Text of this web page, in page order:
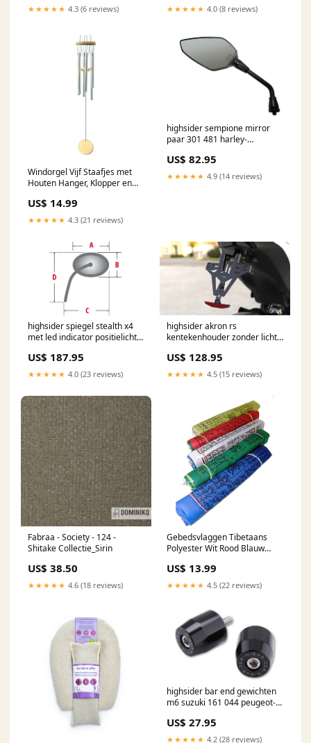
★★★★★ 4.3 (6 reviews) ★★★★★ 4.0 (8 reviews)
Windorgel Vijf Staafjes met
Houten Hanger, Klopper en
phoenix
US$ 14.99
★★★★★ 4.3 (21 reviews)
highsider sempione mirror
paar 301 481 harley-
rocker-c-1584-2009-
esi3394970
US$ 82.95
★★★★★ 4.9 (14 reviews)
highsider spiegel stealth x4
met led indicator positielicht
motard-125-2012-esi9658221
US$ 187.95
★★★★★ 4.0 (23 reviews)
highsider akron rs
kentekenhouder zonder licht
US$ 128.95
★★★★★ 4.5 (15 reviews)
Fabraa - Society - 124 -
Shitake Collectie_Sirin
US$ 38.50
★★★★★ 4.6 (18 reviews)
Gebedsvlaggen Tibetaans
Polyester Wit Rood Blauw
import
US$ 13.99
★★★★★ 4.5 (22 reviews)
highsider bar end gewichten
m6 suzuki 161 044 peugeot-
esi8752256
US$ 27.95
★★★★★ 4.2 (28 reviews)